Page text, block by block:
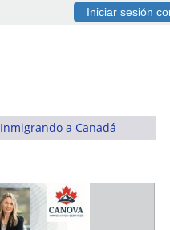
Iniciar sesión
Inmigrando a Canadá